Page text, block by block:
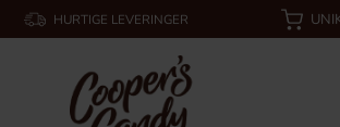
HURTIGE LEVERINGER